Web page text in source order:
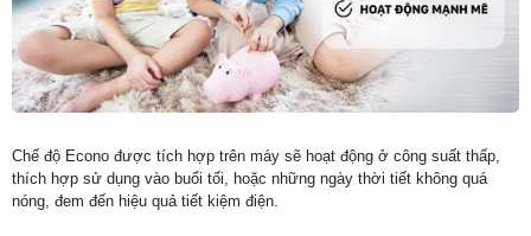
Chế độ Econo được tích hợp trên máy sẽ hoạt động ở công suất thấp,
thích hợp sử dụng vào buổi tối, hoặc những ngày thời tiết không quá
nóng, đem đến hiệu quả tiết kiệm điện.